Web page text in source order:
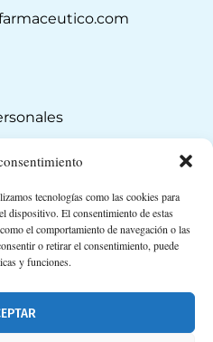
tecnologías como las cookies para
dispositivo. El consentimiento de estas
el comportamiento de navegación o las
o retirar el consentimiento, puede
y funciones.